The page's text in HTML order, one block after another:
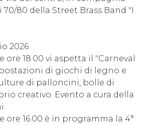
80 della Street Brass Band "I
2026
ore 18.00 vi aspetta il "Carneval
postazioni di giochi di legno e
di palloncini, bolle di
creativo. Evento a cura della
ore 16.00 è in programma la 4°